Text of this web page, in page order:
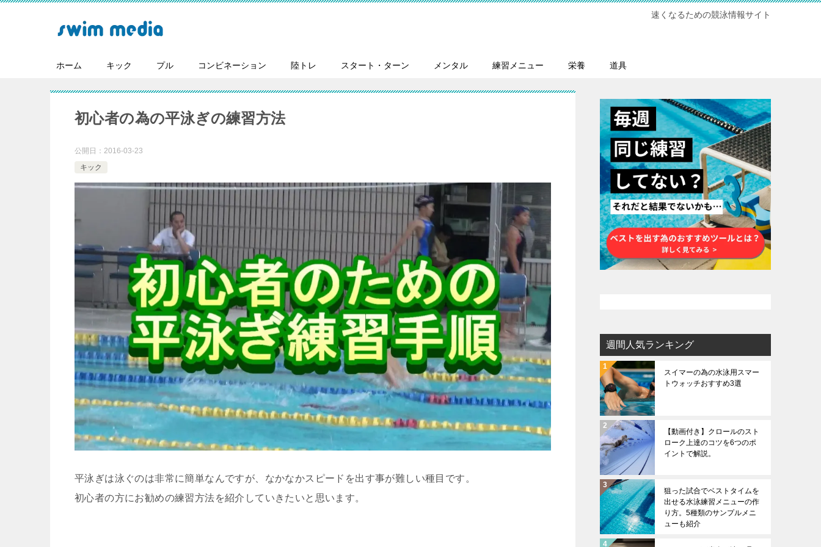
速くなるための競泳情報サイト
ホーム キック プル コンビネーション 陸トレ スタート・ターン メンタル 練習メニュー 栄養 道具
初心者の為の平泳ぎの練習方法
公開日： 2016-03-23
キック
平泳ぎは泳ぐのは非常に簡単なんですが、なかなかスピードを出す事が難しい種目です。
初心者の方にお勧めの練習方法を紹介していきたいと思います。
週間人気ランキング
スイマーの為の水泳用スマー
トウォッチおすすめ3選
【動画付き】クロールのスト
ローク上達のコツを6つのポ
イントで解説。
狙った試合でベストタイムを
出せる水泳練習メニューの作
り方。5種類のサンプルメニ
ューも紹介